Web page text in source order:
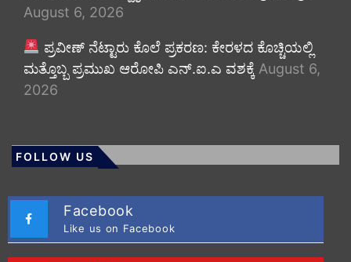
August 6, 2026
ಪ್ರವೀಣ್ ನೆಟ್ಟಾರು ಕೊಲೆ ಪ್ರಕರಣ: ಕೇರಳದ ಕೊಚ್ಚಿಯಲ್ಲಿ
ಮತ್ತೊಬ್ಬ ಪ್ರಮುಖ ಆರೋಪಿ ಎನ್.ಐ.ಎ ವಶಕ್ಕೆ August 6,
2026
FOLLOW US
Facebook
Like us on Facebook